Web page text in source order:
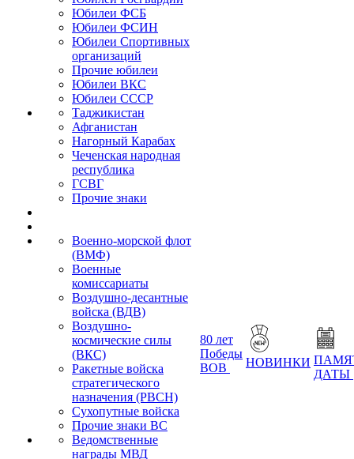
Юбилеи ФСБ
Юбилеи ФСИН
Юбилеи Спортивных
организаций
Прочие юбилеи
Юбилеи ВКС
Юбилеи СССР
Таджикистан
Афганистан
Нагорный Карабах
Чеченская народная
республика
ГСВГ
Прочие знаки
Военно-морской флот
(ВМФ)
Военные
комиссариаты
Воздушно-десантные
войска (ВДВ)
Воздушно-
космические силы
(ВКС)
Ракетные войска
стратегического
назначения (РВСН)
Сухопутные войска
Прочие знаки ВС
Ведомственные
награды МВД
80 лет
Победы
ВОВ
НОВИНКИ
ДАТЫ